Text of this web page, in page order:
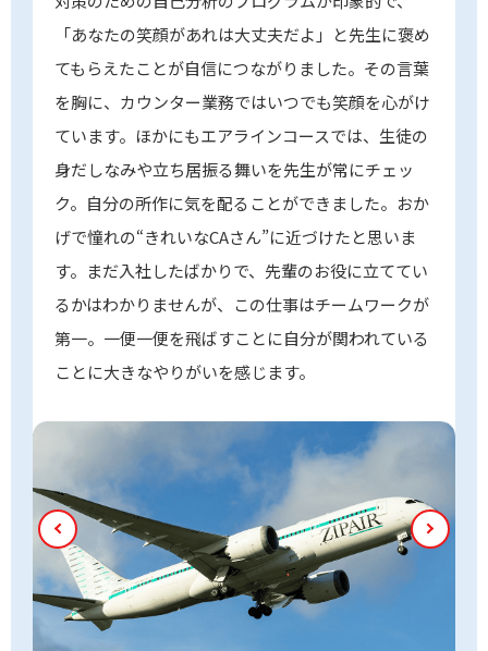
「あなたの笑顔があれは大丈夫だよ」と先生に褒め
てもらえたことが自信につながりました。その言葉
を胸に、カウンター業務ではいつでも笑顔を心がけ
ています。ほかにもエアラインコースでは、生徒の
身だしなみや立ち居振る舞いを先生が常にチェッ
ク。自分の所作に気を配ることができました。おか
げで憧れの“きれいなCAさん”に近づけたと思いま
す。まだ入社したばかりで、先輩のお役に立ててい
るかはわかりませんが、この仕事はチームワークが
第一。一便一便を飛ばすことに自分が関われている
ことに大きなやりがいを感じます。